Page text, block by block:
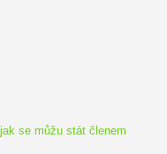
se můžu stát členem